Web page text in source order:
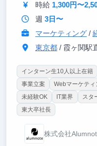
時給 1,300円〜
週 3日〜
マーケティング/
東京都/ 霞ヶ関駅
インターン生10人以上在籍
事業立案
Webマーケティ
未経験OK
IT業界 スタ
東大卒社長
株式会社